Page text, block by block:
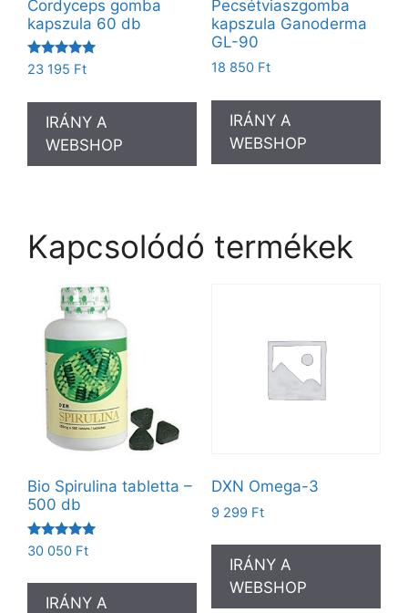
Cordyceps gomba
kapszula 60 db
Értékelés:
5.00
23 195 Ft
IRÁNY A
WEBSHOP
Pecsétviaszgomba
kapszula Ganoderma
GL-90
18 850 Ft
IRÁNY A
WEBSHOP
Kapcsolódó termékek
Bio Spirulina tabletta –
500 db
Értékelés:
5.00
30 050 Ft
IRÁNY A
DXN Omega-3
9 299 Ft
IRÁNY A
WEBSHOP